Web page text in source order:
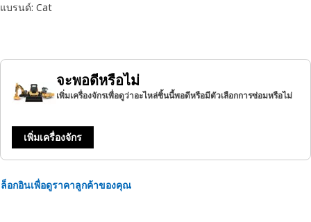
แบรนด์: Cat
จะพอดีหรือไม่
เพิ่มเครื่องจักรเพื่อดูว่าอะไหล่ชิ้นนี้พอดีหรือมีตัวเลือกการซ่อมหรือไม่
เพิ่มเครื่องจักร
ล็อกอินเพื่อดูราคาลูกค้าของคุณ